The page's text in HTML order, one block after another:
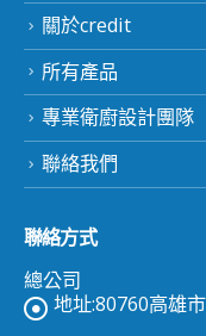
關於credit
所有產品
專業衛廚設計團隊
聯絡我們
聯絡方式
總公司
地址:80760高雄